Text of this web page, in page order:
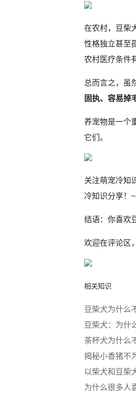
在农村，豆柴
性格独立甚至
农村医疗条件
总而言之，虽
固执、容易掉
养宠物是一个
它们。
关注萌宠冷知
冷知识分享！~
结语：你喜欢
欢迎在评论区
相关知识
豆柴犬为什么
豆柴犬：为什
茶杯犬为什么
揭秘小香猪不
以柴犬和豆柴
为什么很多人